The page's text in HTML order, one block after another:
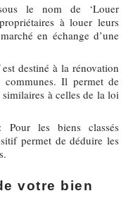
le nom de ‘Louer
à louer leurs
en échange d’une
destiné à la rénovation
communes. Il permet de
à celles de la loi
Pour les biens classés
permet de déduire les
votre bien